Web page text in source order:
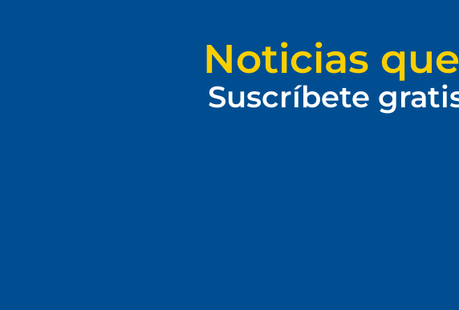
Noticias
Suscríbete